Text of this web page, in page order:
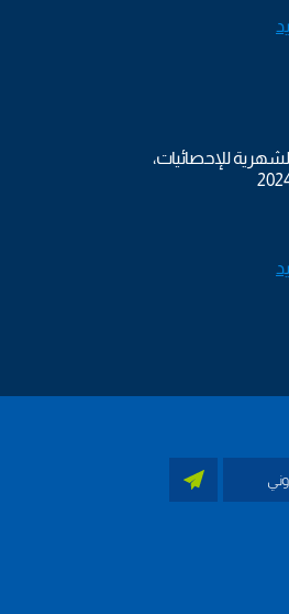
للإحصائيات،